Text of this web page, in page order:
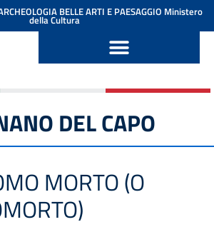
BELLE ARTI E PAESAGGIO Ministero
della Cultura
DEL CAPO
MORTO (O